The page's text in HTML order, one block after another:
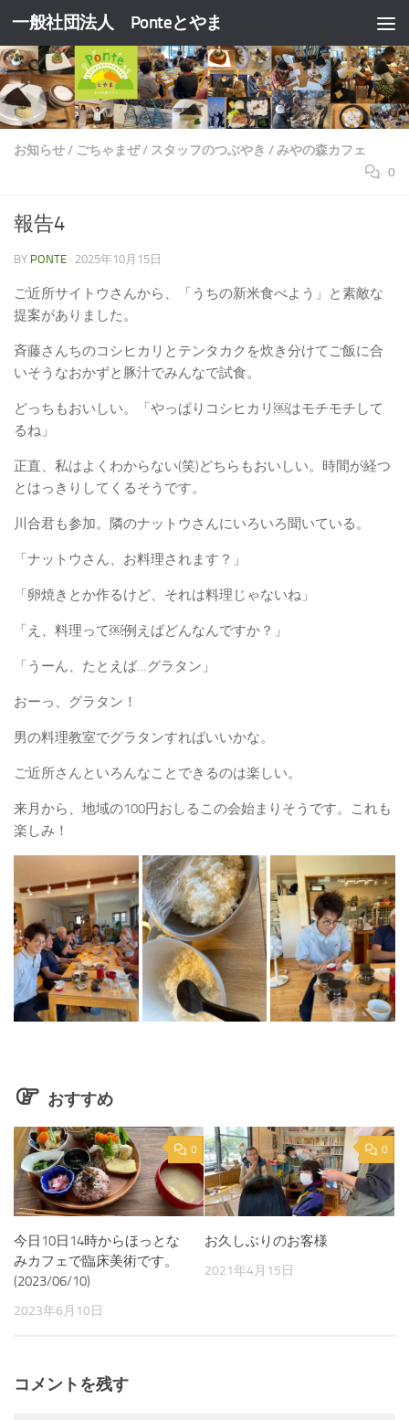
コンテンツへスキップ
一般社団法人 Ponteとやま
お知らせ/ ごちゃまぜ/ スタッフのつぶやき /みやの森カフェ
0
報告4
BY PONTE · 2025年10月15日
ご近所サイトウさんから、「うちの新米食べよう」と素敵な
提案がありました。
斉藤さんちのコシヒカリとテンタカクを炊き分けてご飯に合
いそうなおかずと豚汁でみんなで試食。
どっちもおいしい。「やっぱりコシヒカリ￼はモチモチして
るね」
正直、私はよくわからない(笑)どちらもおいしい。時間が経つ
とはっきりしてくるそうです。
川合君も参加。隣のナットウさんにいろいろ聞いている。
「ナットウさん、お料理されます？」
「卵焼きとか作るけど、それは料理じゃないね」
「え、料理って￼例えばどんなんですか？」
「うーん、たとえば…グラタン」
おーっ、グラタン！
男の料理教室でグラタンすればいいかな。
ご近所さんといろんなことできるのは楽しい。
来月から、地域の100円おしるこの会始まりそうです。これも
楽しみ！
おすすめ
0
今日10日14時からほっとな
みカフェで臨床美術です。
(2023/06/10)
2023年6月10日
0
お久しぶりのお客様
2021年4月15日
コメントを残す